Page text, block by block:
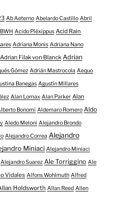
Ab Aeterno Abelardo Castillo Abril
Acido Pléxippus Acid Rain
Adriana Monis Adriana Nano
Adrian Filak von Blanck Adrian
Gómez Adrián Mastrocola Aequo
Banegas Agustín Millares
Alan Lomax Alan Parker Alan
Bonomi Aldemaro Romero Aldo
Aledo Meloni Alejandro Brondo
Alejandro Correa Alejandro
Miniaci Alejandro Miniaci
Alejandro Suarez Ale Torriggino Ale
Vidales Alfons Wohlmuth Alfred
Holdsworth Allan Reed Allen